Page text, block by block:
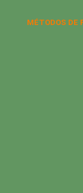
MÉTODOS DE